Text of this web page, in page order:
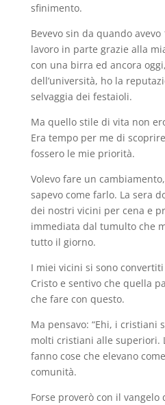
sfinimento.
Bevevo sin da quando
lavoro in parte grazie alla
con una birra ed ancora
dell’università, ho la
selvaggia dei festaioli.
Ma quello stile di vita non
Era tempo per me di
fossero le mie priorità.
Volevo fare un
sapevo come farlo. La sera
dei nostri vicini per cena e
immediata dal tumulto che
tutto il giorno.
I miei vicini si sono
Cristo e sentivo che quella
che fare con questo.
Ma pensavo: “Ehi, i cristiani
molti cristiani alle superiori.
fanno cose che elevano
comunità.
Forse proverò con il vangelo